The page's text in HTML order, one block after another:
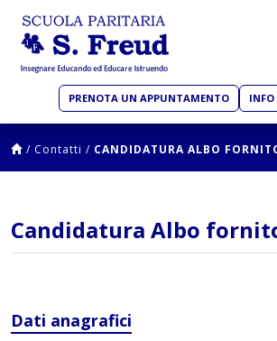
PRENOTA UN APPUNTAMENTO
/ Contatti / CANDIDATURA ALBO
Candidatura Albo
Dati anagrafici